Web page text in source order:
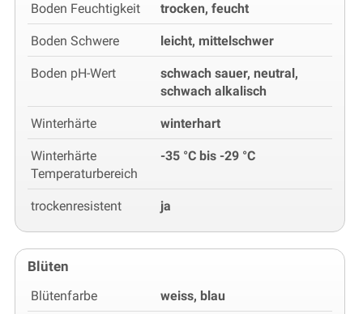
Boden Feuchtigkeit trocken, feucht
Boden Schwere leicht, mittelschwer
Boden pH-Wert
schwach sauer, neutral,
schwach alkalisch
Winterhärte winterhart
Winterhärte
Temperaturbereich
-35 °C bis -29 °C
trockenresistent ja
Blüten
Blütenfarbe weiss, blau